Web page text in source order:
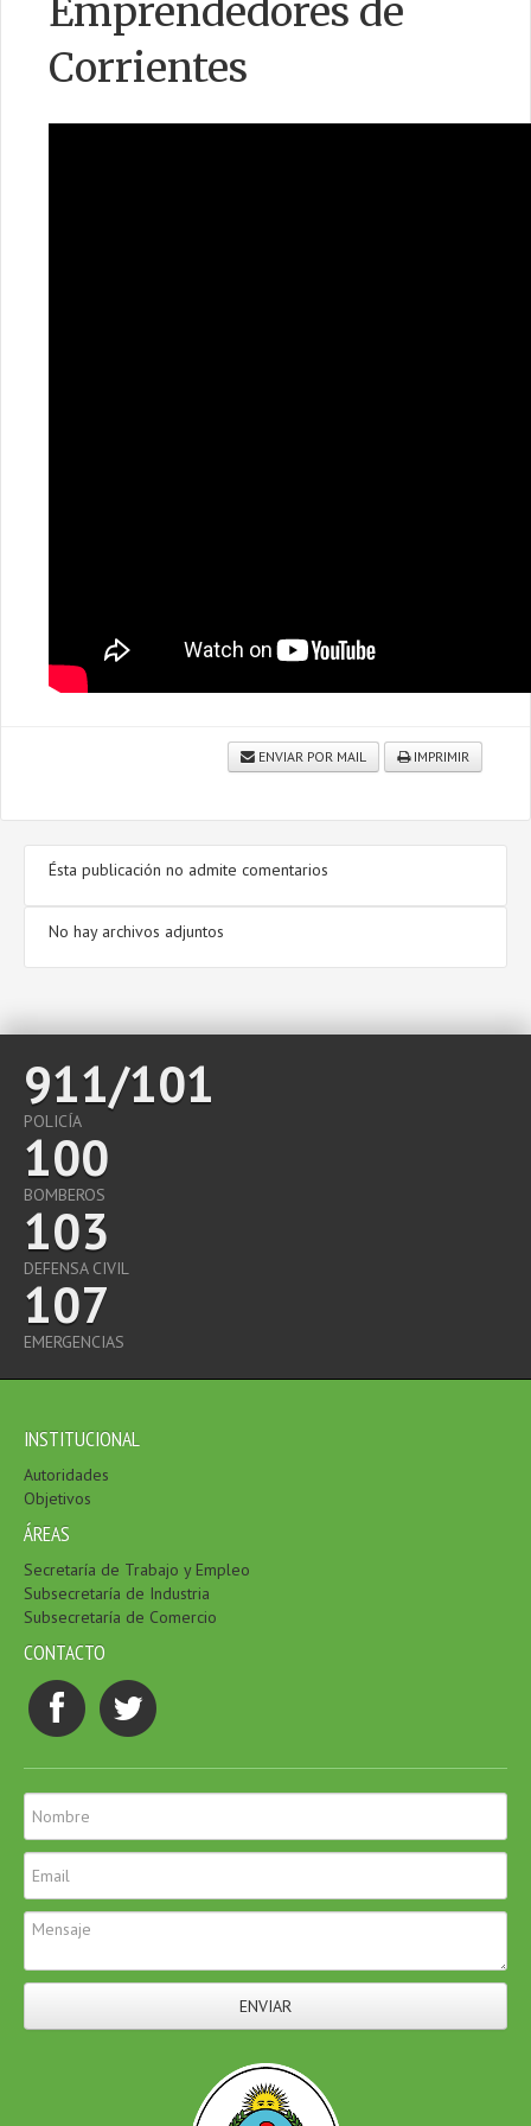
Emprendedores de
Corrientes
ENVIAR POR MAIL IMPRIMIR
Ésta publicación no admite comentarios
No hay archivos adjuntos
911/101
POLICÍA
100
BOMBEROS
103
DEFENSA CIVIL
107
EMERGENCIAS
INSTITUCIONAL
Autoridades
Objetivos
ÁREAS
Secretaría de Trabajo y Empleo
Subsecretaría de Industria
Subsecretaría de Comercio
CONTACTO
ENVIAR